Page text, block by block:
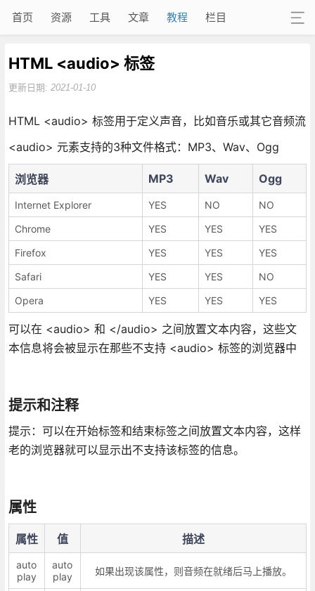
首页 资源 工具 文章 教程 栏目
HTML <audio> 标签
更新日期: 2021-01-10
HTML <audio> 标签用于定义声音，比如音乐或其它音频流
<audio> 元素支持的3种文件格式：MP3、Wav、Ogg
浏览器 MP3 Wav Ogg
Internet Explorer YES NO
NO
Chrome
YES YES
YES
Firefox
YES YES
YES
Safari
YES YES
NO
Opera
YES YES YES
可以在 <audio> 和 </audio> 之间放置文本内容，这些文
本信息将会被显示在那些不支持 <audio> 标签的浏览器中
提示和注释
提示：可以在开始标签和结束标签之间放置文本内容，这样
老的浏览器就可以显示出不支持该标签的信息。
属性
属性 值 描述
auto
play
auto
play
如果出现该属性，则音频在就绪后马上播放。